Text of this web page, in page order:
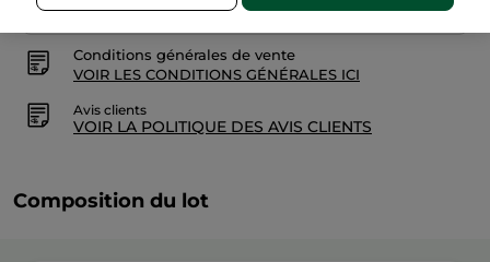
Satisfait ou remboursé
Conditions générales de vente
VOIR LES CONDITIONS GÉNÉRALES ICI
Avis clients
VOIR LA POLITIQUE DES AVIS CLIENTS
Composition du lot